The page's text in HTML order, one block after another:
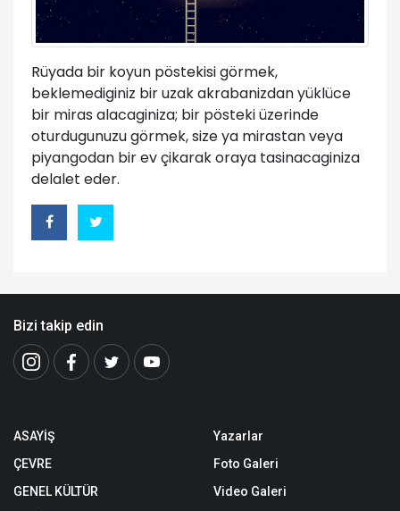
Rüyada bir koyun pöstekisi görmek,
beklemediginiz bir uzak akrabanizdan yüklüce
bir miras alacaginiza; bir pösteki üzerinde
oturdugunuzu görmek, size ya mirastan veya
piyangodan bir ev çikarak oraya tasinacaginiza
delalet eder.
Bizi takip edin
ASAYİŞ
ÇEVRE
GENEL KÜLTÜR
Yazarlar
Foto Galeri
Video Galeri